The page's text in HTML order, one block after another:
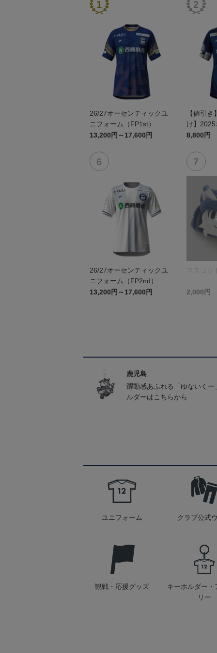
26/27オーセンティックユ
ニフォーム（FP1st）
13,200円～17,600円
【値引
け】2025
ユニフォ
8,800円
26/27オーセンティックユ
ニフォーム（FP2nd）
13,200円～17,600円
マスコッ
2,000円
鹿児島
躍動感あふれる「ゆないく
ルダーはこちらから
ユニフォーム クラブ公式
観戦・応援グッズ
キーホルダー・
リー